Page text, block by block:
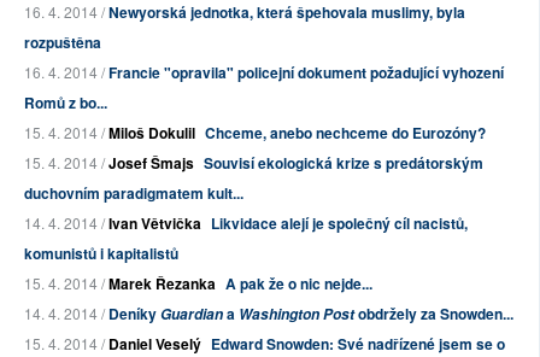
16. 4. 2014 /Newyorská jednotka, která špehovala muslimy, byla
rozpuštěna
16. 4. 2014 /Francie "opravila" policejní dokument požadující vyhození
Romů z bo...
15. 4. 2014 /Miloš Dokulil Chceme, anebo nechceme do Eurozóny?
15. 4. 2014 /Josef Šmajs Souvisí ekologická krize s predátorským
duchovním paradigmatem kult...
14. 4. 2014 /Ivan Větvička Likvidace alejí je společný cíl nacistů,
komunistů i kapitalistů
15. 4. 2014 /Marek Řezanka A pak že o nic nejde...
14. 4. 2014 /DeníkyGuardiana Washington Postobdržely za Snowden...
15. 4. 2014 /Daniel Veselý Edward Snowden: Své nadřízené jsem se o